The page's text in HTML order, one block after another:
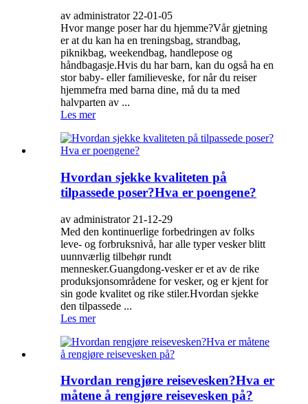
av administrator 22-01-05
Hvor mange poser har du hjemme?Vår gjetning
er at du kan ha en treningsbag, strandbag,
piknikbag, weekendbag, handlepose og
håndbagasje.Hvis du har barn, kan du også ha en
stor baby- eller familieveske, for når du reiser
hjemmefra med barna dine, må du ta med
halvparten av ...
Les mer
Hvordan sjekke kvaliteten på
tilpassede poser?Hva er poengene?
av administrator 21-12-29
Med den kontinuerlige forbedringen av folks
leve- og forbruksnivå, har alle typer vesker blitt
uunnværlig tilbehør rundt
mennesker.Guangdong-vesker er et av de rike
produksjonsområdene for vesker, og er kjent for
sin gode kvalitet og rike stiler.Hvordan sjekke
den tilpassede ...
Les mer
Hvordan rengjøre reisevesken?Hva er
måtene å rengjøre reisevesken på?